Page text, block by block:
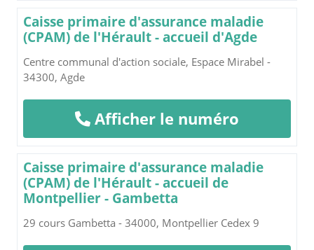
Caisse primaire d'assurance maladie
(CPAM) de l'Hérault - accueil d'Agde
Centre communal d'action sociale, Espace Mirabel -
34300, Agde
Afficher le numéro
Caisse primaire d'assurance maladie
(CPAM) de l'Hérault - accueil de
Montpellier - Gambetta
29 cours Gambetta - 34000, Montpellier Cedex 9